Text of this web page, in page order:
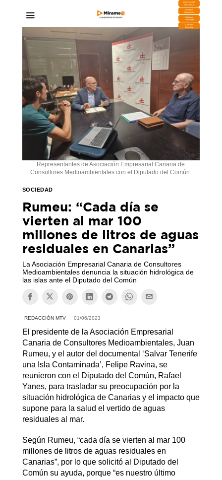
DESCARGA
MIRAPLAY
Buzón de
Sugerencias
Contratar
Publicidad
Contacto
Comercial
Representantes de Asociación Empresarial Canaria de
Consultores Medioambientales con el Diputado del Común.
SOCIEDAD
Rumeu: “Cada día se
vierten al mar 100
millones de litros de aguas
residuales en Canarias”
La Asociación Empresarial Canaria de Consultores
Medioambientales denuncia la situación hidrológica de
las islas ante el Diputado del Común
REDACCIÓN MTV 01/06/2023
El presidente de la Asociación Empresarial
Canaria de Consultores Medioambientales, Juan
Rumeu, y el autor del documental ‘Salvar Tenerife
una Isla Contaminada’, Felipe Ravina, se
reunieron con el Diputado del Común, Rafael
Yanes, para trasladar su preocupación por la
situación hidrológica de Canarias y el impacto que
supone para la salud el vertido de aguas
residuales al mar.
Según Rumeu, “cada día se vierten al mar 100
millones de litros de aguas residuales en
Canarias”, por lo que solicitó al Diputado del
Común su ayuda, porque “es nuestro último